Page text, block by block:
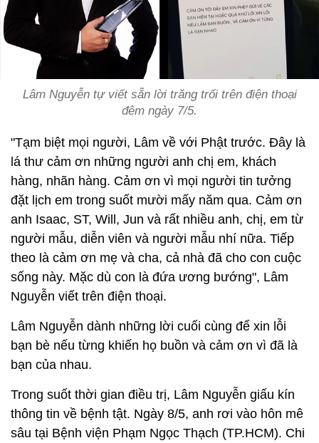
Lâm Nguyễn tự viết sẵn lời trăng trối trên điện thoại
đêm ngày 7/5.
"Tạm biệt mọi người, Lâm về với Phật trước. Đây là
lá thư cảm ơn những người anh chị em, khách
hàng, nhãn hàng. Cảm ơn vì mọi người tin tưởng
đặt lịch em trong suốt mười mấy năm qua. Cảm ơn
anh Isaac, ST, Will, Jun và rất nhiều anh, chị, em từ
người mẫu, diễn viên và người mẫu nhí nữa. Tiếp
theo là cảm ơn mẹ và cha, cả nhà đã cho con cuộc
sống này. Mặc dù con là đứa ương bướng", Lâm
Nguyễn viết trên điện thoại.
Lâm Nguyễn dành những lời cuối cùng để xin lỗi
bạn bè nếu từng khiến họ buồn và cảm ơn vì đã là
bạn của nhau.
Trong suốt thời gian điều trị, Lâm Nguyễn giấu kín
thông tin về bệnh tật. Ngày 8/5, anh rơi vào hôn mê
sâu tại Bệnh viện Phạm Ngọc Thạch (TP.HCM). Chi